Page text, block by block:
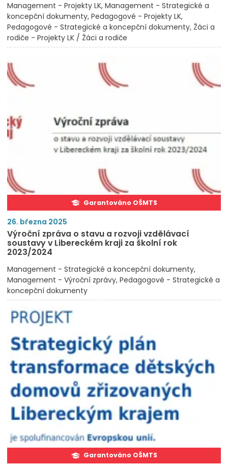
Management - Projekty LK Management - Strategické a
koncepční dokumenty Pedagogové - Projekty LK
Pedagogové - Strategické a koncepční dokumenty Žáci a
rodiče - Projekty LK / Žáci a rodiče
Garantováno OŠMTS
26. března 2025
Výroční zpráva o stavu a rozvoji vzdělávací
soustavy v Libereckém kraji za školní rok
2023/2024
Management - Strategické a koncepční dokumenty
Management - Výroční zprávy Pedagogové - Strategické a
koncepční dokumenty
Garantováno OŠMTS